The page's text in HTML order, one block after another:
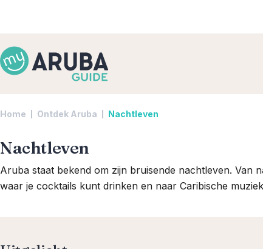
Home Ontdek Aruba Nachtleven
Nachtleven
Aruba staat bekend om zijn bruisende nachtleven. Van
waar je cocktails kunt drinken en naar Caribische